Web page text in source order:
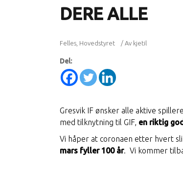
DERE ALLE
Felles Hovedstyret Av kjetil
Del:
Gresvik IF ønsker alle aktive
med tilknytning til GIF, en riktig
Vi håper at coronaen etter hvert
mars fyller 100 år. Vi kommer